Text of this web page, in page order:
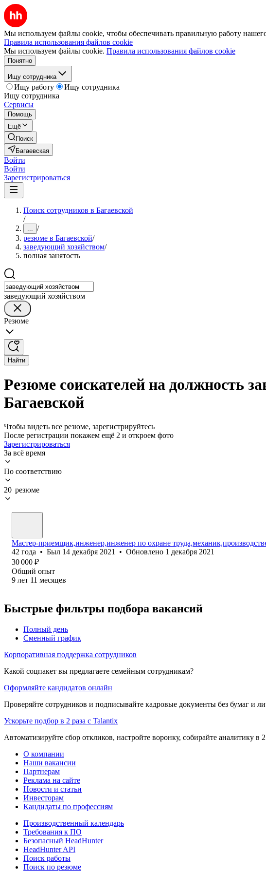
Мы используем файлы cookie, чтобы обеспечивать правильную работу
Правила использования файлов cookie
Мы используем файлы cookie. Правила использования файлов cookie
Понятно
Ищу сотрудника
Ищу работу
Ищу сотрудника
Ищу сотрудника
Сервисы
Помощь
Ещё
Поиск
Багаевская
Войти
Войти
Зарегистрироваться
Поиск сотрудников в Багаевской
/
... /
резюме в Багаевской/
заведующий хозяйством/
полная занятость
заведующий хозяйством
Резюме
Найти
Резюме соискателей на должность
Багаевской
Чтобы видеть все резюме, зарегистрируйтесь
После регистрации покажем ещё 2 и откроем фото
Зарегистрироваться
За всё время
По соответствию
20 резюме
Мастер-приемщик,инженер,инженер по охране
42 года • Был 14 декабря 2021 • Обновлено 1 декабря 2021
30 000 ₽
Общий опыт
9 лет 11 месяцев
Быстрые фильтры подбора вакансий
Полный день
Сменный график
Корпоративная поддержка сотрудников
Какой соцпакет вы предлагаете семейным сотрудникам?
Оформляйте кандидатов онлайн
Проверяйте сотрудников и подписывайте кадровые документы без бумаг и
Ускорьте подбор в 2 раза с Talantix
Автоматизируйте сбор откликов, настройте воронку, собирайте аналитику в
О компании
Наши вакансии
Партнерам
Реклама на сайте
Новости и статьи
Инвесторам
Кандидаты по профессиям
Производственный календарь
Требования к ПО
Безопасный HeadHunter
HeadHunter API
Поиск работы
Поиск по резюме